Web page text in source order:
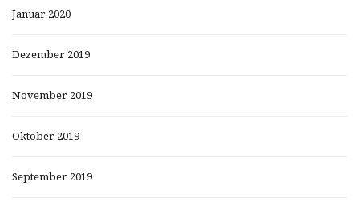
Januar 2020
Dezember 2019
November 2019
Oktober 2019
September 2019